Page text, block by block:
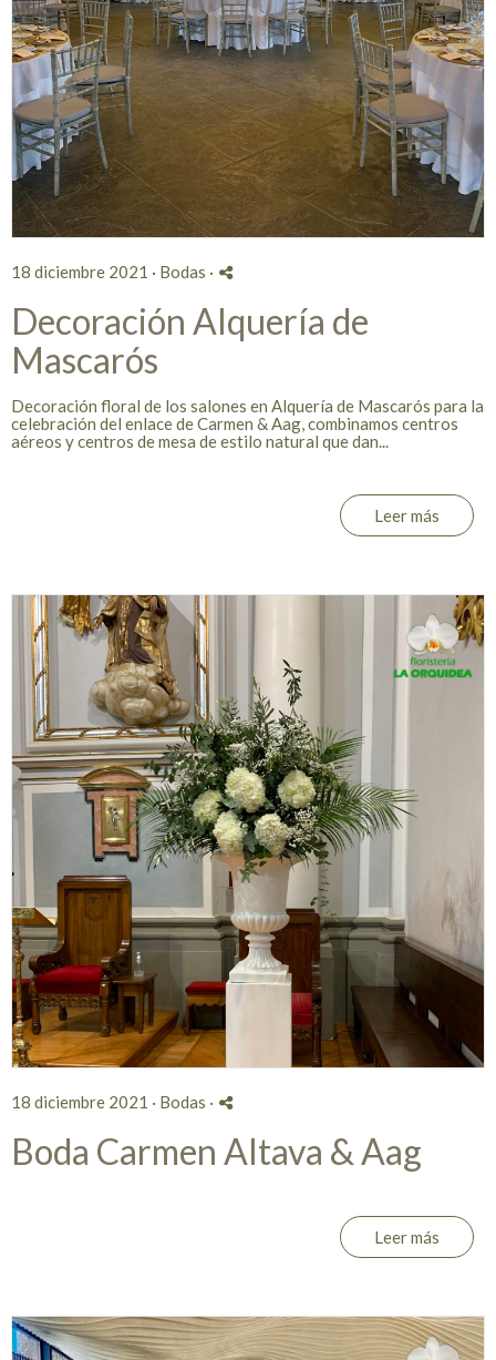
18 diciembre 2021 · Bodas ·
Decoración Alquería de
Mascarós
Decoración floral de los salones en Alquería de Mascarós para la
celebración del enlace de Carmen & Aag, combinamos centros
aéreos y centros de mesa de estilo natural que dan...
Leer más
18 diciembre 2021 · Bodas ·
Boda Carmen Altava & Aag
Leer más